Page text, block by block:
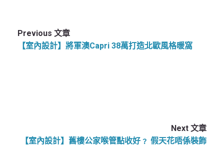
Previous 文章
【室內設計】將軍澳Capri 38萬打造北歐風格暖窩
Next 文章
【室內設計】舊樓公家喉管點收好﹖ 假天花唔係裝飾